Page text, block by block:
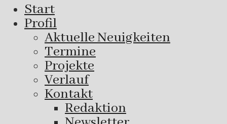
Start
Profil
Aktuelle Neuigkeiten
Termine
Projekte
Verlauf
Kontakt
Redaktion